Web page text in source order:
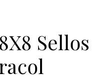
Sellos